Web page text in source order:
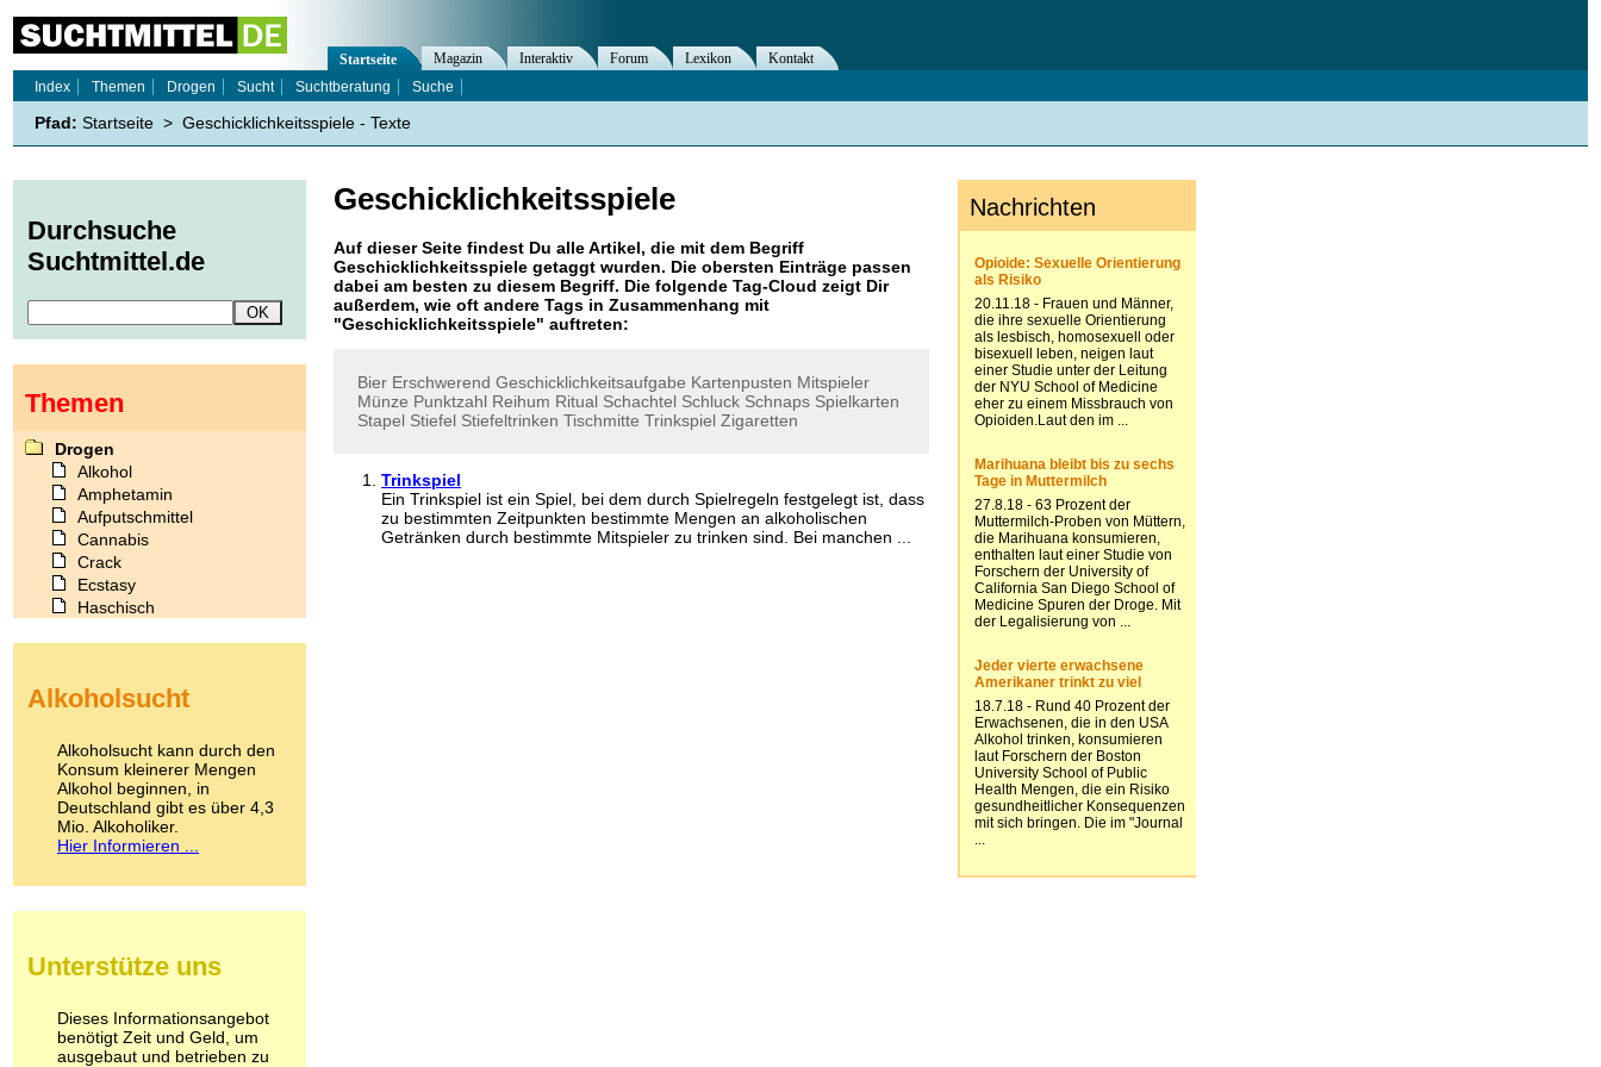
Geschicklichkeitsspiele
Auf dieser Seite findest Du alle Artikel, die mit dem Begriff
Geschicklichkeitsspiele getaggt wurden. Die obersten Einträge passen
dabei am besten zu diesem Begriff. Die folgende Tag-Cloud zeigt Dir
außerdem, wie oft andere Tags in Zusammenhang mit
"Geschicklichkeitsspiele" auftreten:
Bier Erschwerend Geschicklichkeitsaufgabe Kartenpusten Mitspieler
Münze Punktzahl Reihum Ritual Schachtel Schluck Schnaps Spielkarten
Stapel Stiefel Stiefeltrinken Tischmitte Trinkspiel Zigaretten
Trinkspiel
Ein Trinkspiel ist ein Spiel, bei dem durch Spielregeln festgelegt ist, dass
zu bestimmten Zeitpunkten bestimmte Mengen an alkoholischen
Getränken durch bestimmte Mitspieler zu trinken sind. Bei manchen ...
Startseite Magazin Interaktiv Forum Lexikon
Kontakt
Index
Themen Drogen Sucht Suchtberatung Suche
Pfad: Startseite > Geschicklichkeitsspiele - Texte
Durchsuche
Suchtmittel.de
Themen
Drogen
Alkohol
Amphetamin
Aufputschmittel
Cannabis
Crack
Ecstasy
Haschisch
Kokain
LSD
Marihuana
Medikamente
Meskalin
Metamphetamin
Methadon
Pilze
Psychopharmaka
Schlafmittel
Schmerzmittel
Alkoholsucht
Alkoholsucht kann durch den
Konsum kleinerer Mengen
Alkohol beginnen, in
Deutschland gibt es über 4,3
Mio. Alkoholiker.
Hier Informieren ...
Unterstütze uns
Dieses Informationsangebot
benötigt Zeit und Geld, um
ausgebaut und betrieben zu